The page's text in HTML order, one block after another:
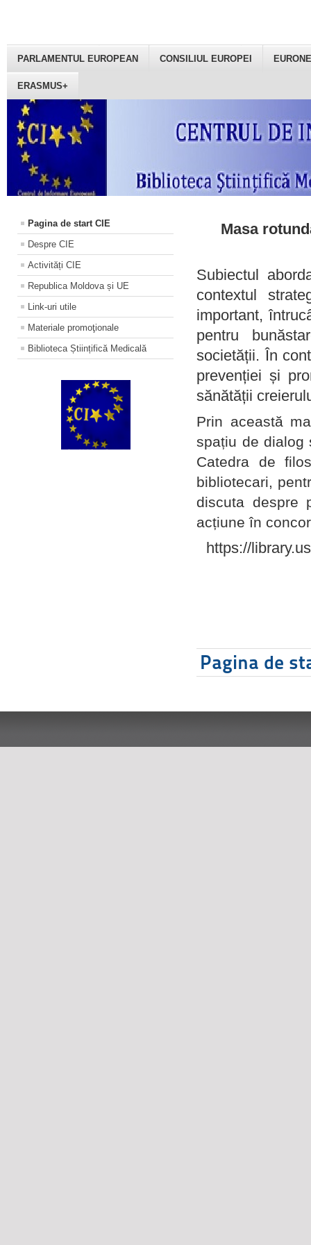
PARLAMENTUL EUROPEAN CONSILIUL EUROPEI
ERASMUS+
Pagina de start CIE
Despre CIE
Activități CIE
Republica Moldova și UE
Link-uri utile
Materiale promoţionale
Biblioteca Științifică Medicală
Masa
Subiectul
contextul
important,
pentru
societății. În
prevenției și
sănătății
Prin această
spațiu de dialog
Catedra de
bibliotecari,
discuta despre
acțiune în
https://
Pagina de